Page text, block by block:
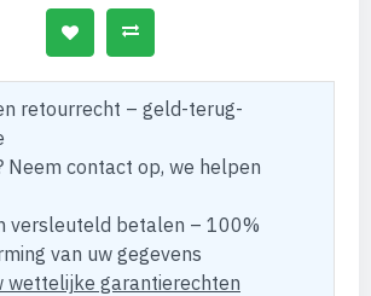
retourrecht – geld-terug-
Neem contact op, we helpen
versleuteld betalen – 100%
van uw gegevens
wettelijke garantierechten